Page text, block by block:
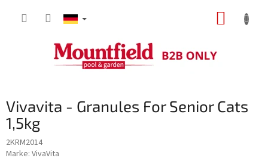
Vivavita - Granules For Senior Cats
1,5kg
2KRM2014
Marke: VivaVita